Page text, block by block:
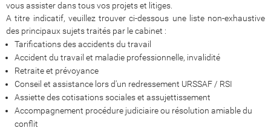
vous assister dans tous vos projets et litiges.
A titre indicatif, veuillez trouver ci-dessous une liste non-exhaustive
des principaux sujets traités par le cabinet :
Tarifications des accidents du travail
Accident du travail et maladie professionnelle, invalidité
Retraite et prévoyance
Conseil et assistance lors d'un redressement URSSAF / RSI
Assiette des cotisations sociales et assujettissement
Accompagnement procédure judiciaire ou résolution amiable du
conflit